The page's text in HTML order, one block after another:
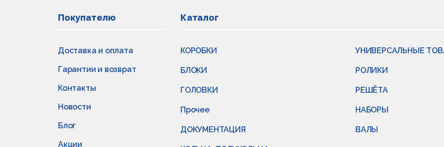
Покупателю
Доставка и оплата
Гарантии и возврат
Контакты
Новости
Блог
Акции
Каталог
КОРОБКИ
БЛОКИ
ГОЛОВКИ
Прочее
ДОКУМЕНТАЦИЯ
УНИВЕРСАЛЬНЫЕ
РОЛИКИ
РЕШЁТА
НАБОРЫ
ВАЛЫ